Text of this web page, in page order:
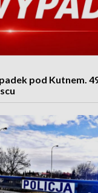
pod Kutnem.